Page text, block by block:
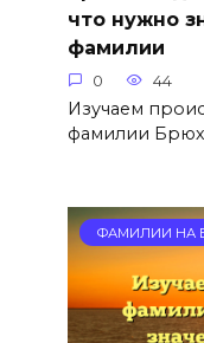
что нужно
фамилии
0 44
Изучаем
фамилии
ФАМИЛИИ НА